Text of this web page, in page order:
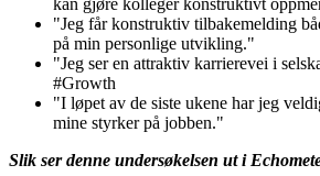
kan gjøre kolleger konstruktivt
"Jeg får konstruktiv tilbakemelding
på min personlige utvikling."
"Jeg ser en attraktiv karrierevei i
#Growth
"I løpet av de siste ukene har jeg
mine styrkerpå jobben."
Slik ser denne undersøkelsen ut i